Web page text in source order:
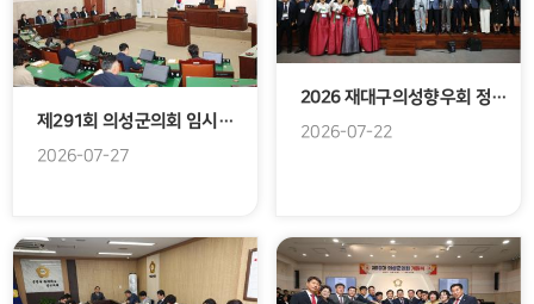
제291회 의성군의회 임시회 개회
2026-07-27
2026 재대구의성향우회 정기총회
2026-07-22